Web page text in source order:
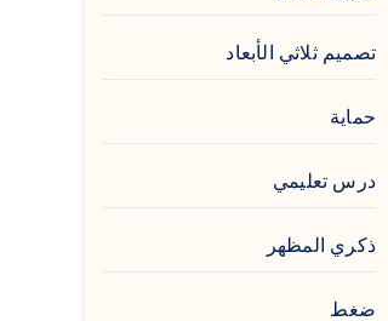
تصميم ثلاثي الأبعاد
حماية
درس تعليمي
ذكري المظهر
ضغط